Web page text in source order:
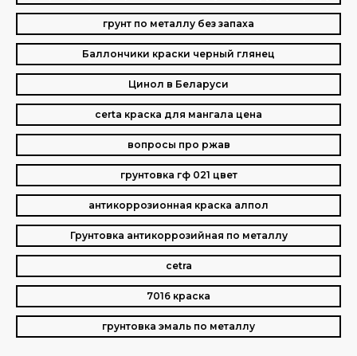
грунт по металлу без запаха
Баллончики краски черный глянец
Цинол в Беларуси
certa краска для мангала цена
вопросы про ржав
грунтовка гф 021 цвет
антикоррозионная краска алпол
Грунтовка антикоррозийная по металлу
cetra
7016 краска
грунтовка эмаль по металлу